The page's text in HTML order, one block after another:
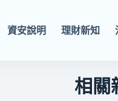
資安說明 理財新知
相關